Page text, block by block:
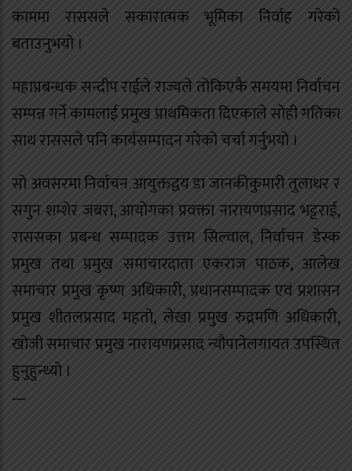
काममा राससले सकारात्मक भूमिका निर्वाह गरेको
बताउनुभयो ।
महाप्रबन्धक सन्दीप राईले राज्यले तोकिएकै समयमा निर्वाचन
सम्पन्न गर्ने कामलाई प्रमुख प्राथमिकता दिएकाले सोही गतिका
साथ राससले पनि कार्यसम्पादन गरेको चर्चा गर्नुभयो ।
सो अवसरमा निर्वाचन आयुक्तद्वय डा जानकीकुमारी तुलाधर र
सगुन शम्शेर जबरा, आयोगका प्रवक्ता नारायणप्रसाद भट्टराई,
राससका प्रबन्ध सम्पादक उत्तम सिल्वाल, निर्वाचन डेस्क
प्रमुख तथा प्रमुख समाचारदाता एकराज पाठक, आलेख
समाचार प्रमुख कृष्ण अधिकारी, प्रधानसम्पादक एवं प्रशासन
प्रमुख शीतलप्रसाद महतो, लेखा प्रमुख रुद्रमणि अधिकारी,
खोजी समाचार प्रमुख नारायणप्रसाद न्यौपानेलगायत उपस्थित
हुनुहुन्थ्यो ।
—